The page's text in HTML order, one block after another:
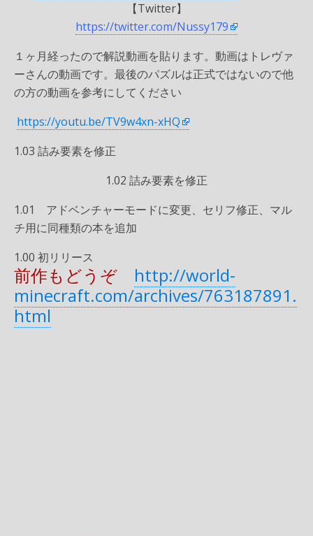
【Twitter】
https://twitter.com/Nussy179
１ヶ月経ったので解説動画を貼ります。動画はトレヴァ
ーさんの動画です。最後のパズルは正式ではないので他
の方の動画を参考にしてください
https://youtu.be/TV9w4xn-xHQ
1.03 詰み要素を修正
1.02 詰み要素を修正
1.01 アドベンチャーモードに変更、セリフ修正、マル
チ用に同種類の本を追加
1.00 初リリース
前作もどうぞ http://world-
minecraft.com/archives/763187891.
html